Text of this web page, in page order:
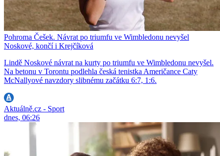
Pohroma Češek. Návrat po triumfu ve Wimbledonu nevyšel
Noskové, končí i Krejčíková
Lindě Noskové návrat na kurty po triumfu ve Wimbledonu nevyšel.
Na betonu v Torontu podlehla česká tenistka Američance Caty
McNallyové navzdory slibnému začátku 6:7, 1:6.
Aktuálně.cz - Sport
dnes, 06:26